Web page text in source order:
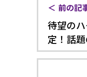
前の記
待望の
定！話